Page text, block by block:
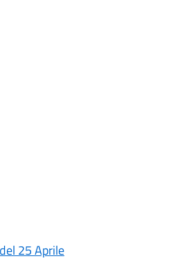
25 Aprile